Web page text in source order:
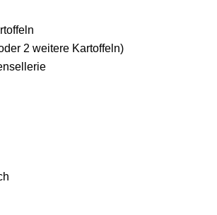
2 weitere Kartoffeln)